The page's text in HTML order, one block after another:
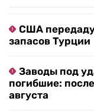
США
запасов Турции
Заводы под
погибшие:
августа